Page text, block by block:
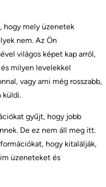
hogy mely üzenetek
nem. Az Ön
világos képet kap arról,
milyen levelekkel
vagy ami még rosszabb,
küldi.
gyűjt, hogy jobb
De ez nem áll meg itt.
hogy kitalálják,
üzeneteket és